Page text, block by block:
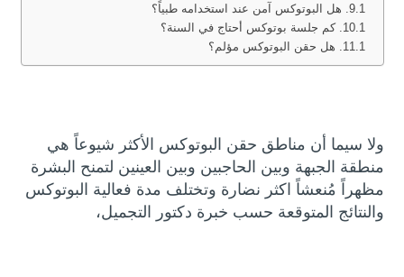
هل البوتوكس آمن عند استخدامه طبياً؟
كم جلسة بوتوكس أحتاج في السنة؟
هل حقن البوتوكس مؤلم؟
ولا سيما أن مناطق حقن البوتوكس الأكثر شيوعاً هي
منطقة الجبهة وبين الحاجبين وبين العينين لتمنح البشرة
مظهراً مُنعشاً اكثر نضارة وتختلف مدة فعالية البوتوكس
والنتائج المتوقعة حسب خبرة دكتور التجميل،